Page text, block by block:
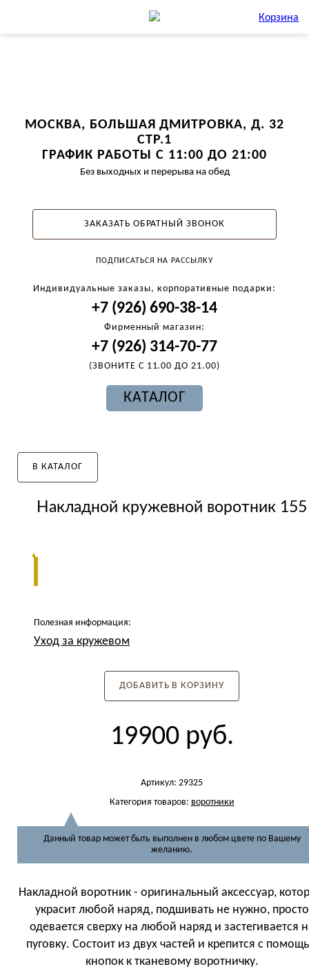
МОСКВА, БОЛЬШАЯ ДМИТРОВКА, Д. 32
СТР.1
ГРАФИК РАБОТЫ С 11:00 ДО 21:00
Без выходных и перерыва на обед
ЗАКАЗАТЬ ОБРАТНЫЙ ЗВОНОК
ПОДПИСАТЬСЯ НА РАССЫЛКУ
Индивидуальные заказы, корпоративные подарки:
+7 (926) 690-38-14
Фирменный магазин:
+7 (926) 314-70-77
(ЗВОНИТЕ С 11.00 ДО 21.00)
КАТАЛОГ
Корзина
В КАТАЛОГ
Накладной кружевной воротник 155
Полезная информация:
Уход за кружевом
ДОБАВИТЬ В КОРЗИНУ
19900руб.
Артикул: 29325
Категория товаров: воротники
Данный товар может быть выполнен в любом цвете по Вашему
желанию.
Накладной воротник - оригинальный аксессуар,
украсит любой наряд, подшивать не нужно, просто
одевается сверху на любой наряд и застегивается
пуговку. Состоит из двух частей и крепится с
кнопок к тканевому воротничку.